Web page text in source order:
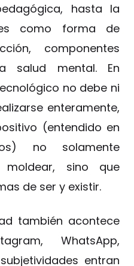
hasta la
como forma de
componentes
salud mental. En
no debe ni
enteramente,
(entendido en
no solamente
sino que
de ser y existir.
también acontece
WhatsApp,
entran